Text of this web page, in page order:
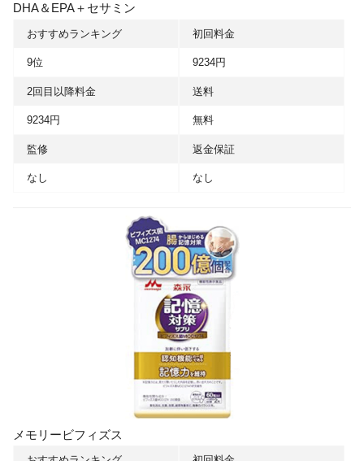
DHA＆EPA＋セサミン
おすすめランキング
9位
初回料金
9234円
2回目以降料金
9234円
送料
無料
監修
なし
返金保証
なし
メモリービフィズス